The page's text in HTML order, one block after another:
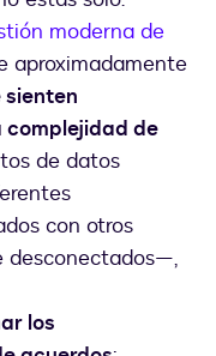
moderna de
aproximadamente
sienten
complejidad de
de datos
con otros
desconectados—,
los